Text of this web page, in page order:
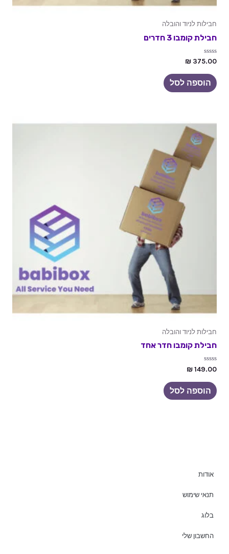
חבילות לניוד והובלה
חבילת קומבו 3 חדרים
דורג
מתוך
5
₪ 375.00
הוספה לסל
חבילות לניוד והובלה
חבילת קומבו חדר אחד
דורג
מתוך
5
₪149.00
הוספה לסל
אודות
תנאי שימוש
בלוג
החשבון שלי